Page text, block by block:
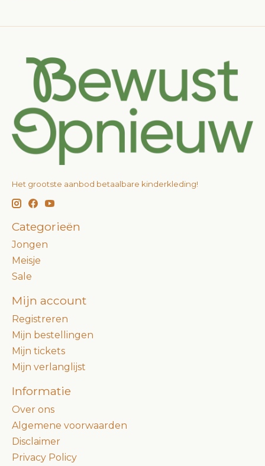
Het grootste aanbod betaalbare kinderkleding!
Categorieën
Jongen
Meisje
Sale
Mijn account
Registreren
Mijn bestellingen
Mijn tickets
Mijn verlanglijst
Informatie
Over ons
Algemene voorwaarden
Disclaimer
Privacy Policy